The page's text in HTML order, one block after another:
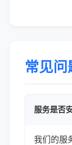
常见问
服务是否
我们的服